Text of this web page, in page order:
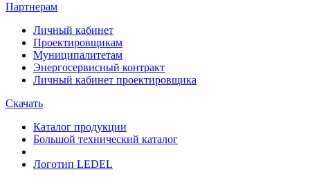
Партнерам
Личный кабинет
Проектировщикам
Муниципалитетам
Энергосервисный контракт
Личный кабинет проектировщика
Скачать
Каталог продукции
Большой технический каталог
Логотип LEDEL